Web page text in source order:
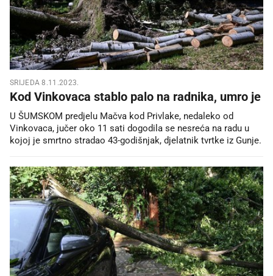
SRIJEDA 8.11.2023.
Kod Vinkovaca stablo palo na radnika, umro je
U ŠUMSKOM predjelu Mačva kod Privlake, nedaleko od
Vinkovaca, jučer oko 11 sati dogodila se nesreća na radu u
kojoj je smrtno stradao 43-godišnjak, djelatnik tvrtke iz Gunje.